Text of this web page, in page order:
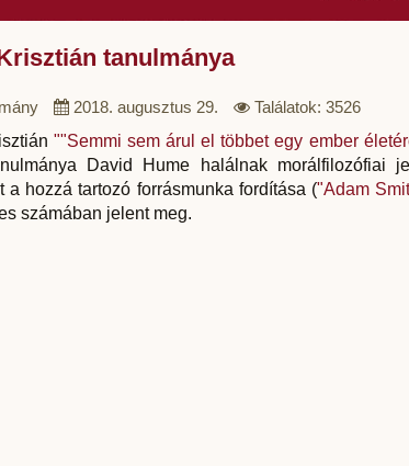
tanulmánya
2018. augusztus 29.
Találatok: 3526
""Semmi sem árul el többet egy ember
David Hume halálnak morálfilozófiai
a hozzá tartozó forrásmunka fordítása ("Adam
számában jelent meg.